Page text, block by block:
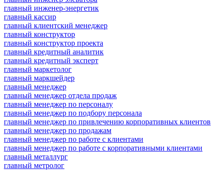
главный инженер-энергетик
главный кассир
главный клиентский менеджер
главный конструктор
главный конструктор проекта
главный кредитный аналитик
главный кредитный эксперт
главный маркетолог
главный маркшейдер
главный менеджер
главный менеджер отдела продаж
главный менеджер по персоналу
главный менеджер по подбору персонала
главный менеджер по привлечению корпоративных клиентов
главный менеджер по продажам
главный менеджер по работе с клиентами
главный менеджер по работе с корпоративными клиентами
главный металлург
главный метролог